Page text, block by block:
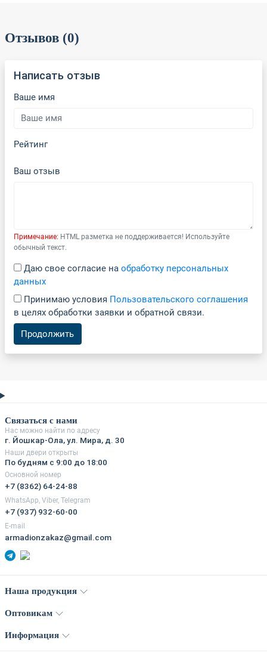
Отзывов (0)
Написать отзыв
Ваше имя
Рейтинг
Ваш отзыв
Примечание: HTML разметка не поддерживается! Используйте
обычный текст.
Даю свое согласие на обработку персональных
данных
Принимаю условия Пользовательского соглашения
в целях обработки заявки и обратной связи.
Продолжить
Связаться с нами
Нас можно найти по адресу
г. Йошкар-Ола, ул. Мира, д. 30
Наши двери открыты
По будням с 9:00 до 18:00
Основной номер
+7 (8362) 64-24-88
WhatsApp, Viber, Telegram
+7 (937) 932-60-00
E-mail
armadionzakaz@gmail.com
Наша продукция
Оптовикам
Информация